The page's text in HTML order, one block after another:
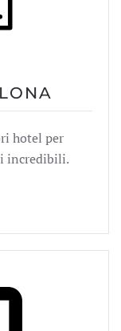
hotel per
incredibili.